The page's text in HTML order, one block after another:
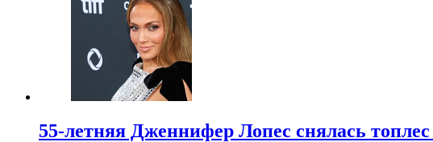
55-летняя Дженнифер Лопес снялась